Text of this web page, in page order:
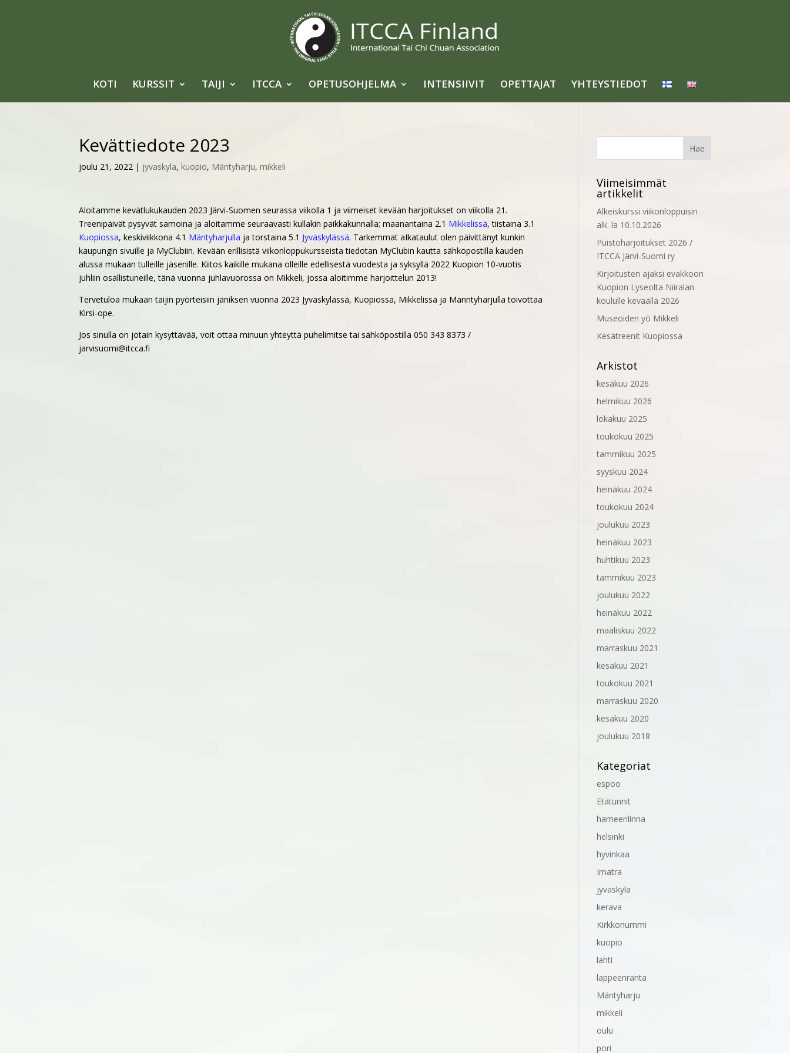
KOTI KURSSIT TAIJI ITCCA OPETUSOHJELMA INTENSIIVIT OPETTAJAT YHTEYSTIEDOT
Kevättiedote 2023
joulu 21, 2022 | jyvaskyla,kuopio, Mäntyharju,mikkeli
Aloitamme kevätlukukauden 2023 Järvi-Suomen seurassa viikolla 1 ja viimeiset kevään harjoitukset on viikolla 21.
Treenipäivät pysyvät samoina ja aloitamme seuraavasti kullakin paikkakunnalla; maanantaina 2.1 Mikkelissä, tiistaina 3.1
Kuopiossa, keskiviikkona 4.1 Mäntyharjulla ja torstaina 5.1 Jyväskylässä. Tarkemmat aIkataulut olen päivittänyt kunkin
kaupungin sivuille ja MyClubiin. Kevään erillisistä viikonloppukursseista tiedotan MyClubin kautta sähköpostilla kauden
alussa mukaan tulleille jäsenille. Kiitos kaikille mukana olleille edellisestä vuodesta ja syksyllä 2022 Kuopion 10-vuotis
juhliin osallistuneille, tänä vuonna juhlavuorossa on Mikkeli, jossa aloitimme harjoittelun 2013!
Tervetuloa mukaan taijin pyörteisiin jäniksen vuonna 2023 Jyväskylässä, Kuopiossa, Mikkelissä ja Männtyharjulla toivottaa
Kirsi-ope.
Jos sinulla on jotain kysyttävää, voit ottaa minuun yhteyttä puhelimitse tai sähköpostilla 050 343 8373 /
jarvisuomi@itcca.fi
Viimeisimmät
artikkelit
Alkeiskurssi viikonloppuisin
alk. la 10.10.2026
Puistoharjoitukset 2026 /
ITCCA Järvi-Suomi ry
Kirjoitusten ajaksi evakkoon
Kuopion Lyseolta Niiralan
koululle keväällä 2026
Museoiden yö Mikkeli
Kesätreenit Kuopiossa
Arkistot
kesäkuu 2026
helmikuu 2026
lokakuu 2025
toukokuu 2025
tammikuu 2025
syyskuu 2024
heinäkuu 2024
toukokuu 2024
joulukuu 2023
heinäkuu 2023
huhtikuu 2023
tammikuu 2023
joulukuu 2022
heinäkuu 2022
maaliskuu 2022
marraskuu 2021
kesäkuu 2021
toukokuu 2021
marraskuu 2020
kesäkuu 2020
joulukuu 2018
Kategoriat
espoo
Etätunnit
hameenlinna
helsinki
hyvinkaa
Imatra
jyvaskyla
kerava
Kirkkonummi
kuopio
lahti
lappeenranta
Mäntyharju
mikkeli
oulu
pori